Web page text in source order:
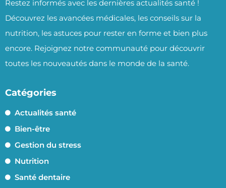
Restez informés avec les dernières actualités santé !
Découvrez les avancées médicales, les conseils sur la
nutrition, les astuces pour rester en forme et bien plus
encore. Rejoignez notre communauté pour découvrir
toutes les nouveautés dans le monde de la santé.
Catégories
Actualités santé
Bien-être
Gestion du stress
Nutrition
Santé dentaire